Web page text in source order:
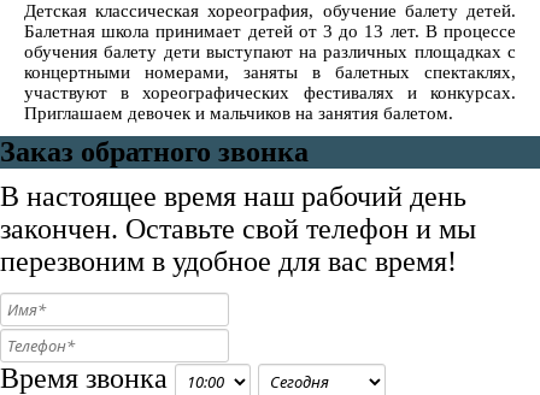
Детская классическая хореография, обучение балету детей.
Балетная школа принимает детей от 3 до 13 лет. В процессе
обучения балету дети выступают на различных площадках с
концертными номерами, заняты в балетных спектаклях,
участвуют в хореографических фестивалях и конкурсах.
Приглашаем девочек и мальчиков на занятия балетом.
Заказ обратного звонка
В настоящее время наш рабочий день
закончен. Оставьте свой телефон и мы
перезвоним в удобное для вас время!
Время звонка